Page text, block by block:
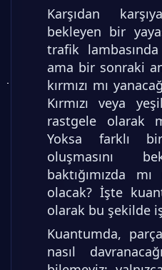
Karşıdan
bekleyen bir
trafik lambasında
ama bir sonraki
kırmızı mı
Kırmızı veya
rastgele olarak
Yoksa farklı
oluşmasını
baktığımızda
olacak? İşte
olarak bu şekilde
Kuantumda,
nasıl